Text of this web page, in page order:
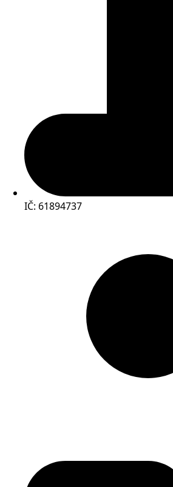
IČ: 61894737